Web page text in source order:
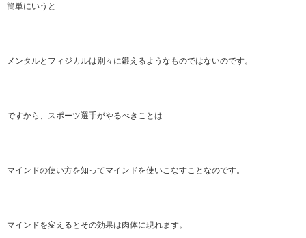
簡単にいうと
メンタルとフィジカルは別々に鍛えるようなものではないのです。
ですから、スポーツ選手がやるべきことは
マインドの使い方を知ってマインドを使いこなすことなのです。
マインドを変えるとその効果は肉体に現れます。